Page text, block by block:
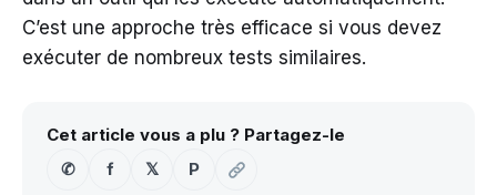
C’est une approche très efficace si vous devez
exécuter de nombreux tests similaires.
Cet article vous a plu ? Partagez-le
✆
f 𝕏 P